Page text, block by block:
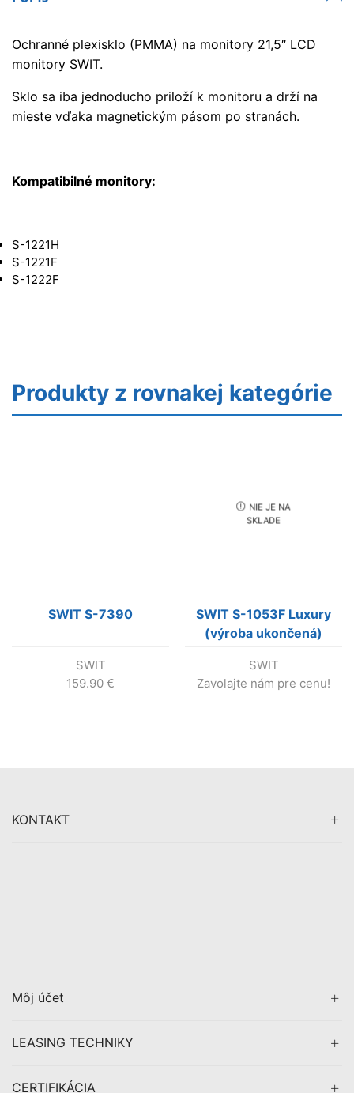
Ochranné plexisklo (PMMA) na monitory 21,5″ LCD
monitory SWIT.
Sklo sa iba jednoducho priloží k monitoru a drží na
mieste vďaka magnetickým pásom po stranách.
Kompatibilné monitory:
S-1221H
S-1221F
S-1222F
Produkty z rovnakej kategórie
SWIT S-7390
SWIT
159.90 €
NIE JE NA
SKLADE
SWIT S-1053F Luxury
(výroba ukončená)
SWIT
Zavolajte nám pre cenu!
KONTAKT
Môj účet
LEASING TECHNIKY
CERTIFIKÁCIA